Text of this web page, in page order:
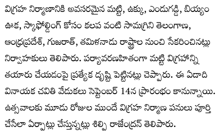
విగ్రహ నిర్మాణానికి అవసరమైన మట్టి, ఉక్కు, ఎండుగడ్డి, బియ్యం
ఊక, స్కాఫోల్డింగ్ కోసం కలప వంటి సామగ్రిని తెలంగాణ,
ఆంధ్రప్రదేశ్, గుజరాత్, తమిళనాడు రాష్ట్రాల నుంచి సేకరించినట్లు
నిర్వాహకులు తెలిపారు. పర్యావరణహితంగా మట్టి విగ్రహాన్ని
తయారు చేయడంపై ప్రత్యేక దృష్టి పెట్టినట్లు చెప్పారు. ఈ ఏడాది
వినాయక చవితి వేడుకలు సెప్టెంబర్ 14న ప్రారంభం కానున్నాయి.
ఉత్సవాలకు మూడు రోజుల ముందే విగ్రహ నిర్మాణ పనులు పూర్తి
చేసేలా ఏర్పాట్లు చేస్తున్నట్లు శిల్పి రాజేంద్రన్ తెలిపారు.